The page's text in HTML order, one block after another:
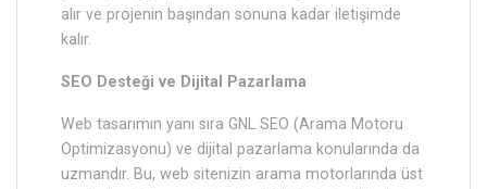
alır ve projenin başından sonuna kadar iletişimde
kalır.
SEO Desteği ve Dijital Pazarlama
Web tasarımın yanı sıra GNL SEO (Arama Motoru
Optimizasyonu) ve dijital pazarlama konularında da
uzmandır. Bu, web sitenizin arama motorlarında üst